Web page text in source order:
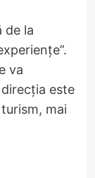
de la
va
este
mai